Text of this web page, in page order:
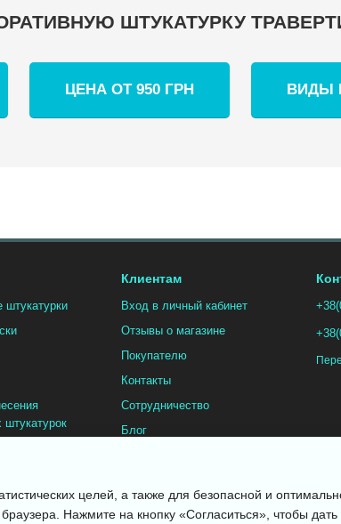
ШТУКАТУРКУ
ЦЕНА ОТ 950 ГРН ВИДЫ
штукатурки
штукатурок
Клиентам
Вход в личный кабинет
Отзывы о магазине
Покупателю
Контакты
Сотрудничество
Блог
целей, а также для безопасной и
Нажмите на кнопку «Согласиться», чтобы дать